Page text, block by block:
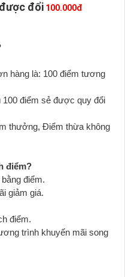
đổi100.000đ
hàng là: 100 điểm tương
điểm sẻ được quy đổi
thưởng, Điểm thừa không
điểm?
điểm.
giảm giá.
điểm.
trình khuyến mãi song